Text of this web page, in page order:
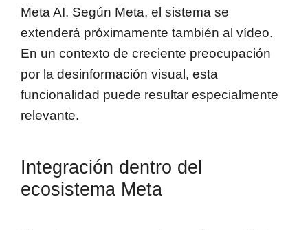
Meta AI. Según Meta, el sistema se
extenderá próximamente también al vídeo.
En un contexto de creciente preocupación
por la desinformación visual, esta
funcionalidad puede resultar especialmente
relevante.
Integración dentro del
ecosistema Meta